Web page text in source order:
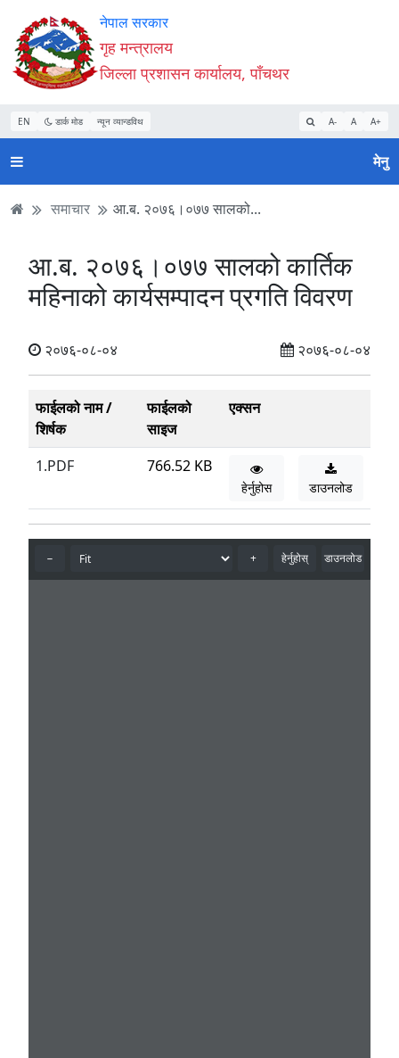
Accessibility
Mode
सुरु
गर्नुहोस्
सामाग्री
पढ्नुहाेस्
नेभिगेसन
पढ्नुहाेस्
वेबसाइट
खोजमा
जानुहोस्
नेपाल सरकार
गृह मन्त्रालय
जिल्ला प्रशासन कार्यालय, पाँचथर
EN डार्क मोड न्यून व्यान्डविथ A- A A+
मेनु
समाचार आ.ब. २०७६।०७७ सालको...
आ.ब. २०७६।०७७ सालको कार्तिक
महिनाको कार्यसम्पादन प्रगति विवरण
२०७६-०८-०४ २०७६-०८-०४
फाईलको नाम /
शिर्षक
फाईलको
साइज
एक्सन
1.PDF 766.52 KB
हेर्नुहोस डाउनलोड